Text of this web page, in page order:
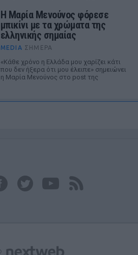
Η Μαρία Μενούνος φόρεσε
μπικίνι με τα χρώματα της
ελληνικής σημαίας
MEDIA ΣΉΜΕΡΑ
«Κάθε χρόνο η Ελλάδα μου χαρίζει κάτι
που δεν ήξερα ότι μου έλειπε» σημειώνει
η Μαρία Μενούνος στο post της